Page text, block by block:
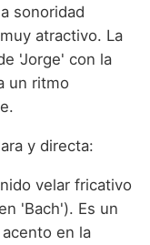
sonoridad
atractivo. La
'Jorge' con la
un ritmo
y directa:
velar fricativo
'Bach'). Es un
en la